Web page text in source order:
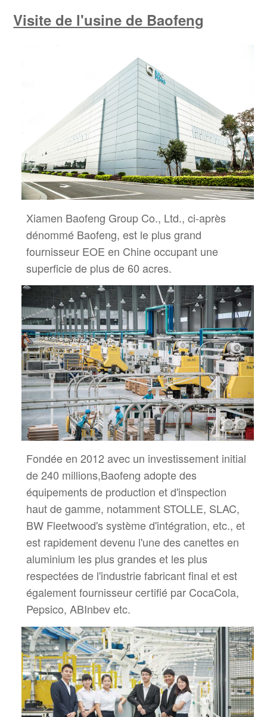
Visite de l'usine de Baofeng
Xiamen Baofeng Group Co., Ltd., ci-après
dénommé Baofeng, est le plus grand
fournisseur EOE en Chineoccupant une
superficie de plus de 60 acres.
Fondée en 2012 avec un investissement initial
de 240 millions,Baofeng adopte des
équipements de production et d'inspection
haut de gamme, notamment STOLLE, SLAC,
BW Fleetwood'ssystème d'intégration, etc., et
est rapidement devenu l'une des canettes en
aluminium les plus grandes et les plus
respectées de l'industriefabricant final et est
également fournisseur certifié par CocaCola,
Pepsico, ABInbev etc.